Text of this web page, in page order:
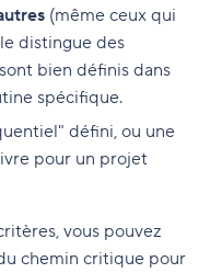
(même ceux qui
distingue des
bien définis dans
spécifique.
défini, ou une
pour un projet
vous pouvez
chemin critique pour